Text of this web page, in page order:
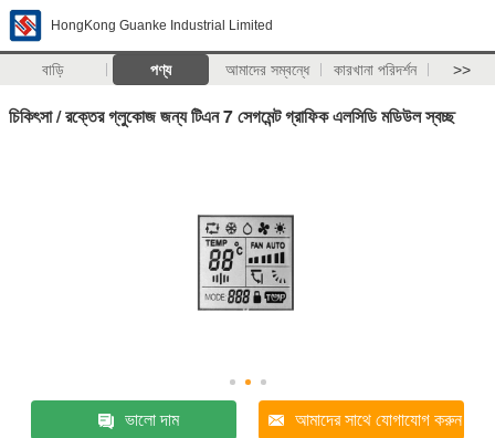
HongKong Guanke Industrial Limited
বাড়ি পণ্য আমাদের সম্বন্ধে কারখানা পরিদর্শন >>
চিকিৎসা / রক্তের গ্লুকোজ জন্য টিএন 7 সেগমেন্ট গ্রাফিক এলসিডি মডিউল স্বচ্ছ
ভালো দাম আমাদের সাথে যোগাযোগ করুন